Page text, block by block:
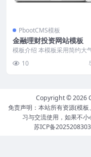
PbootCMS模板
金融理财投资网站模板
模板介绍 本模板采用简约大
信任感。首页布局清晰...
10
Copyright © 2026
免责声明：本站所有资源(模
习与交流使用，如果不小
苏ICP备